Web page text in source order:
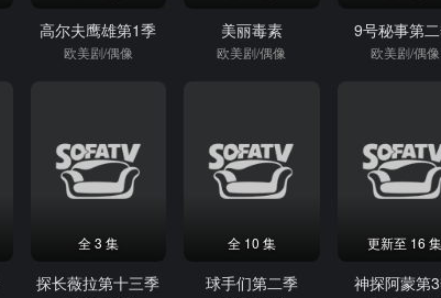
高尔夫鹰雄第1季
欧美剧/偶像
美丽毒素
欧美剧/偶像
9号秘事第
欧美剧/偶像
全 3 集
探长薇拉第十三季
全 10 集
球手们第二季
更新至 16 集
神探阿蒙第